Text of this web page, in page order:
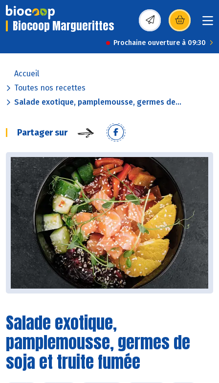
Biocoop Marguerittes (s’ouvre dans une
Prochaine ouverture à 09:30
Accueil
Toutes nos recettes
Salade exotique, pamplemousse, germes de...
Partager sur
Salade exotique,
pamplemousse, germes de
soja et truite fumée